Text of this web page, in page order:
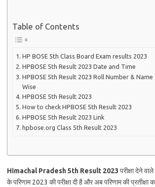
Table of Contents
HP BOSE 5th Class Board Exam results 2023
HPBOSE 5th Result 2023 Date and Time
HPBOSE 5th Result 2023 Roll Number & Name
Wise
HPBOSE 5th Result 2023
How to check HPBOSE 5th Result 2023
HPBOSE 5th Result 2023 Link
hpbose.org Class 5th Result 2023
Himachal Pradesh 5th Result 2023 परीक्षा देने
के परिणाम 2023 की परीक्षा दी है और अब परिणाम की